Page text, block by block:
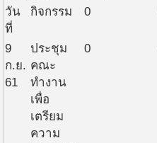
วัน
ที่
กิจกรรม 0
9
ก.ย.
61
ประชุม
คณะ
ทำงาน
เพื่อ
เตรียม
ความ
0